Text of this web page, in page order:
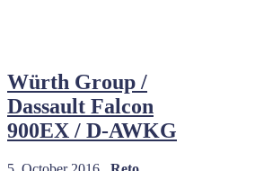
Würth Group /
Dassault Falcon
900EX / D-AWKG